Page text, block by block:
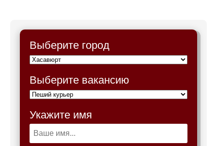
Выберите город
Выберите вакансию
Укажите имя